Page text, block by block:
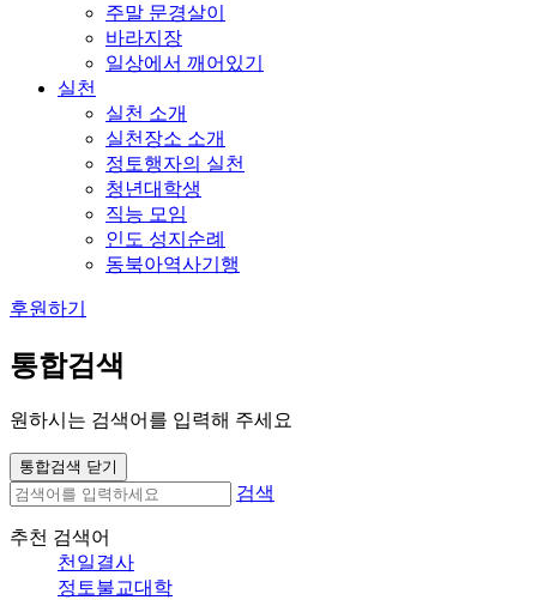
주말 문경살이
바라지장
일상에서 깨어있기
실천
실천 소개
실천장소 소개
정토행자의 실천
청년대학생
직능 모임
인도 성지순례
동북아역사기행
후원하기
통합검색
원하시는 검색어를 입력해 주세요
통합검색 닫기
검색
추천 검색어
천일결사
정토불교대학